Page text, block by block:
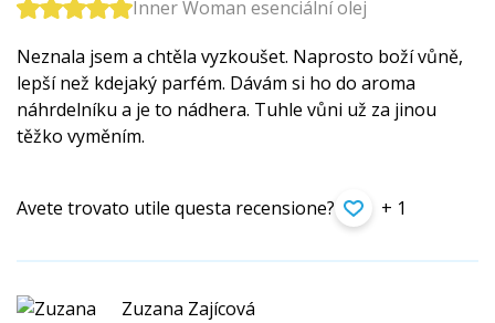
Inner Woman esenciální olej
Neznala jsem a chtěla vyzkoušet. Naprosto boží vůně,
lepší než kdejaký parfém. Dávám si ho do aroma
náhrdelníku a je to nádhera. Tuhle vůni už za jinou
těžko vyměním.
Avete trovato utile questa recensione? + 1
Zuzana Zajícová